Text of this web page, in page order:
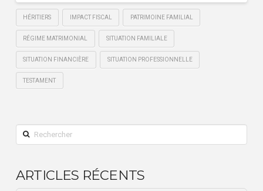
HÉRITIERS IMPACT FISCAL PATRIMOINE FAMILIAL
RÉGIME MATRIMONIAL SITUATION FAMILIALE
SITUATION FINANCIÈRE SITUATION PROFESSIONNELLE
TESTAMENT
Rechercher
ARTICLES RÉCENTS